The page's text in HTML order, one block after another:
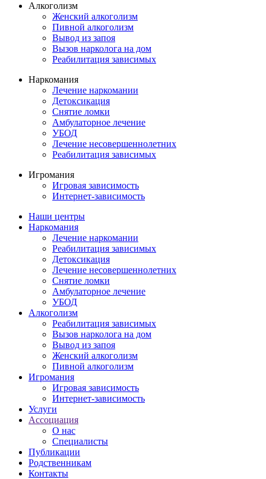
Алкоголизм
Женский алкоголизм
Пивной алкоголизм
Вывод из запоя
Вызов нарколога на дом
Реабилитация зависимых
Наркомания
Лечение наркомании
Детоксикация
Снятие ломки
Амбулаторное лечение
УБОД
Лечение несовершеннолетних
Реабилитация зависимых
Игромания
Игровая зависимость
Интернет-зависимость
Наши центры
Наркомания
Лечение наркомании
Реабилитация зависимых
Детоксикация
Лечение несовершеннолетних
Снятие ломки
Амбулаторное лечение
УБОД
Алкоголизм
Реабилитация зависимых
Вызов нарколога на дом
Вывод из запоя
Женский алкоголизм
Пивной алкоголизм
Игромания
Игровая зависимость
Интернет-зависимость
Услуги
Ассоциация
О нас
Специалисты
Публикации
Родственникам
Контакты